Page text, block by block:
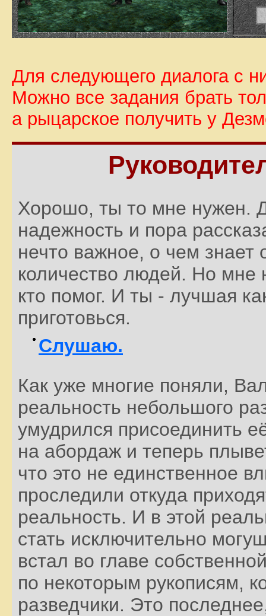
Для следующего диалога с
Можно все задания брать
а рыцарское получить у
Хорошо, ты то мне нужен.
надежность и пора
нечто важное, о чем знает
количество людей. Но мне
кто помог. И ты - лучшая
приготовься.
Слушаю.
Как уже многие поняли,
реальность небольшого
умудрился присоединить
на абордаж и теперь
что это не единственное
проследили откуда
реальность. И в этой
стать исключительно
встал во главе
по некоторым рукописям,
разведчики. Это